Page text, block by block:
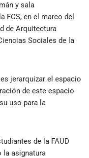
y sala
FCS, en el marco del
de Arquitectura
Sociales de la
jerarquizar el espacio
de este espacio
uso para la
de la FAUD
la asignatura